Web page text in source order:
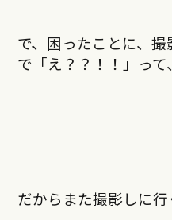
で、困ったことに、
で「え？？！！」って
だからまた撮影しに行